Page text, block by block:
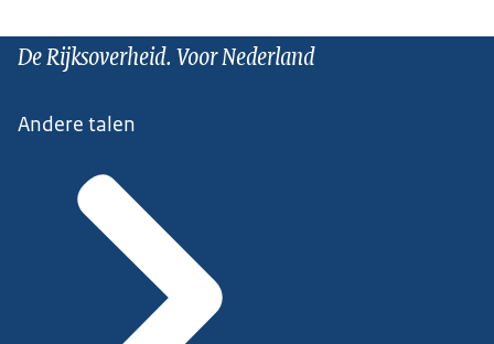
De Rijksoverheid. Voor Nederland
Andere talen